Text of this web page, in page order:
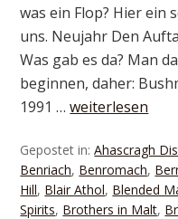
was ein Flop? Hier ein
uns. Neujahr Den
Was gab es da? Man
beginnen, daher:
1991 …weiterlesen
Gepostet in:Ahascragh
Benriach, Benromach,
Hill, Blair Athol, Blended
Spirits, Brothers in Malt,